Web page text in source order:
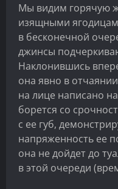
Мы видим горячую
изящными
в бесконечной
джинсы
Наклонившись
она явно в
на лице написано
борется со
с ее губ,
напряженность ее
она не дойдет до
в этой очереди